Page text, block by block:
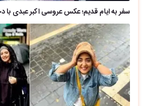
سفر به ایام قدیم؛ عکس عروسی اکبر عبدی با